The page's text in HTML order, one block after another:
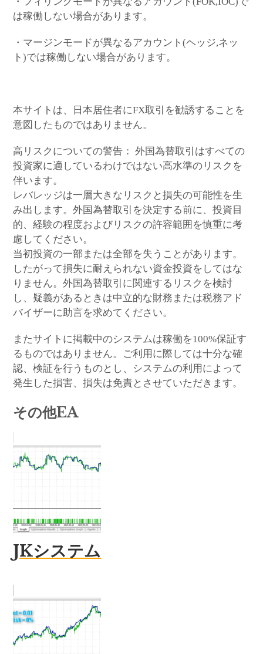
は稼働しない場合があります。
・マージンモードが異なるアカウント(ヘッジ,ネッ
ト)では稼働しない場合があります。
本サイトは、日本居住者にFX取引を勧誘することを
意図したものではありません。
高リスクについての警告： 外国為替取引はすべての
投資家に適しているわけではない高水準のリスクを
伴います。
レバレッジは一層大きなリスクと損失の可能性を生
み出します。外国為替取引を決定する前に、投資目
的、経験の程度およびリスクの許容範囲を慎重に考
慮してください。
当初投資の一部または全部を失うことがあります。
したがって損失に耐えられない資金投資をしてはな
りません。外国為替取引に関連するリスクを検討
し、疑義があるときは中立的な財務または税務アド
バイザーに助言を求めてください。
またサイトに掲載中のシステムは稼働を100%保証す
るものではありません。ご利用に際しては十分な確
認、検証を行うものとし、システムの利用によって
発生した損害、損失は免責とさせていただきます。
その他EA
JKシステム